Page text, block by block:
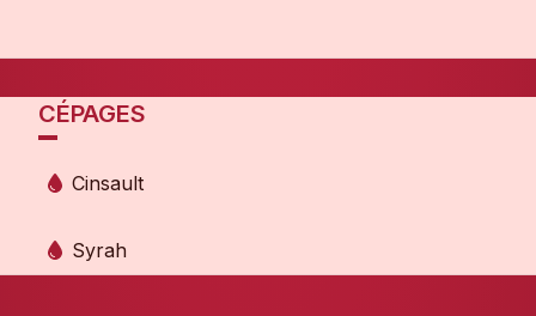
CÉPAGES
Cinsault
Syrah